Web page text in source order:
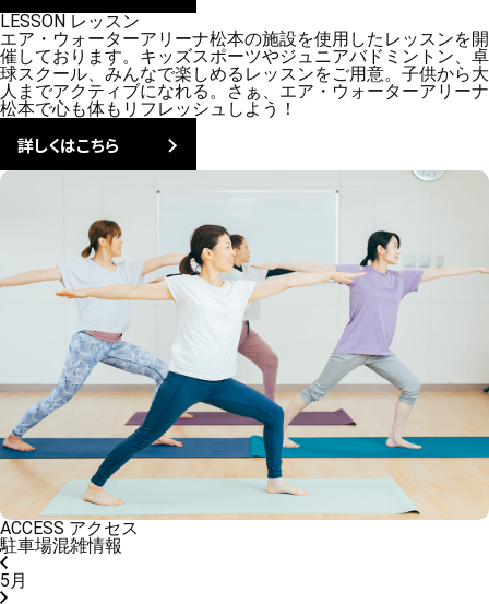
LESSON レッスン
エア・ウォーターアリーナ松本の施設を使用したレッスンを開
催しております。キッズスポーツやジュニアバドミントン、卓
球スクール、みんなで楽しめるレッスンをご用意。子供から大
人までアクティブになれる。さぁ、エア・ウォーターアリーナ
松本で心も体もリフレッシュしよう！
詳しくはこちら
ACCESS アクセス
駐車場混雑情報
5月